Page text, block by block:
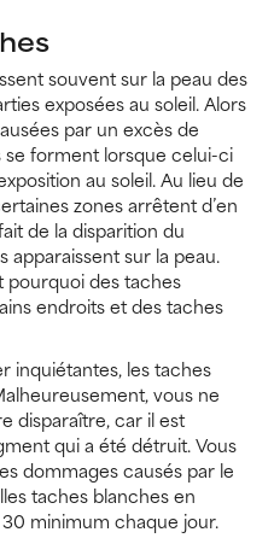
souvent sur la peau des
exposées au soleil. Alors
par un excès de
se forment lorsque celui-ci
au soleil. Au lieu de
zones arrêtent d’en
de la disparition du
apparaissent sur la peau.
pourquoi des taches
endroits et des taches
inquiétantes, les taches
vous ne
disparaître, car il est
qui a été détruit. Vous
dommages causés par le
taches blanches en
minimum chaque jour.